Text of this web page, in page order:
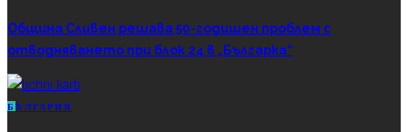
Община Сливен решава 50-годишен проблем с
отводняването при блок 24 в „Българка“
Б ЪЛГАРИЯ